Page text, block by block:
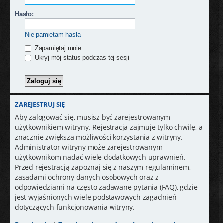
Hasło:
Nie pamiętam hasła
Zapamiętaj mnie
Ukryj mój status podczas tej sesji
ZAREJESTRUJ SIĘ
Aby zalogować się, musisz być zarejestrowanym
użytkownikiem witryny. Rejestracja zajmuje tylko chwilę, a
znacznie zwiększa możliwości korzystania z witryny.
Administrator witryny może zarejestrowanym
użytkownikom nadać wiele dodatkowych uprawnień.
Przed rejestracją zapoznaj się z naszym regulaminem,
zasadami ochrony danych osobowych oraz z
odpowiedziami na często zadawane pytania (FAQ), gdzie
jest wyjaśnionych wiele podstawowych zagadnień
dotyczących funkcjonowania witryny.